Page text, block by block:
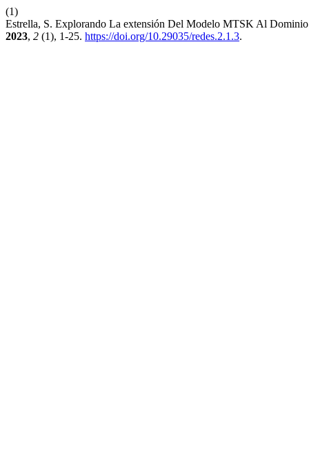
(1)
Estrella, S. Explorando La extensión Del Modelo MTSK Al
2023, 2 (1), 1-25. https://doi.org/10.29035/redes.2.1.3.